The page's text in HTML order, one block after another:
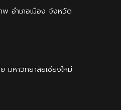
อำเภอเมือง จังหวัด
มหาวิทยาลัยเชียงใหม่